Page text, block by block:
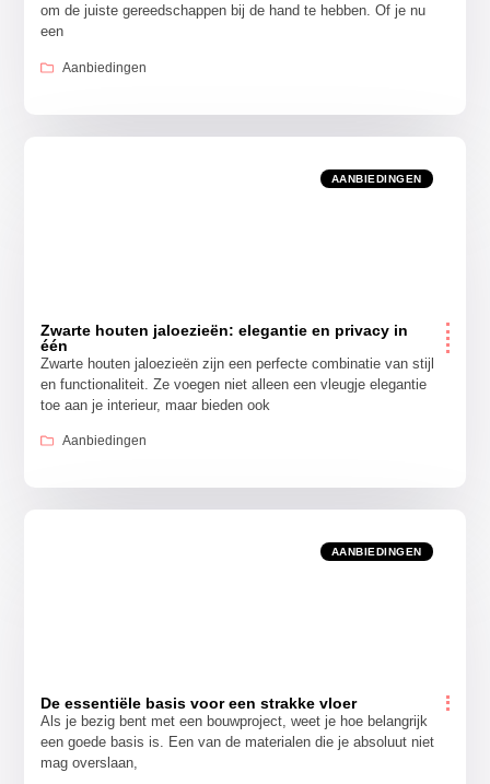
om de juiste gereedschappen bij de hand te hebben. Of je nu
een
Aanbiedingen
AANBIEDINGEN
Zwarte houten jaloezieën: elegantie en privacy in
één
Zwarte houten jaloezieën zijn een perfecte combinatie van stijl
en functionaliteit. Ze voegen niet alleen een vleugje elegantie
toe aan je interieur, maar bieden ook
Aanbiedingen
AANBIEDINGEN
De essentiële basis voor een strakke vloer
Als je bezig bent met een bouwproject, weet je hoe belangrijk
een goede basis is. Een van de materialen die je absoluut niet
mag overslaan,